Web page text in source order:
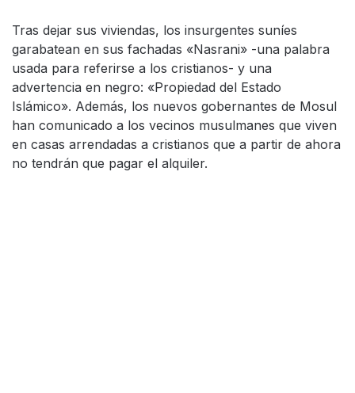
Tras dejar sus viviendas, los insurgentes suníes
garabatean en sus fachadas «Nasrani» -una palabra
usada para referirse a los cristianos- y una
advertencia en negro: «Propiedad del Estado
Islámico». Además, los nuevos gobernantes de Mosul
han comunicado a los vecinos musulmanes que viven
en casas arrendadas a cristianos que a partir de ahora
no tendrán que pagar el alquiler.